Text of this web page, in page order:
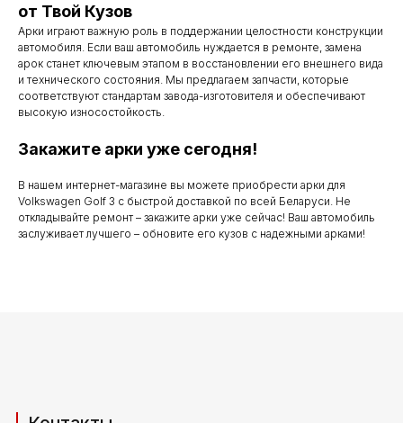
от Твой Кузов
Арки играют важную роль в поддержании целостности конструкции
автомобиля. Если ваш автомобиль нуждается в ремонте, замена
арок станет ключевым этапом в восстановлении его внешнего вида
и технического состояния. Мы предлагаем запчасти, которые
соответствуют стандартам завода-изготовителя и обеспечивают
высокую износостойкость.
Закажите арки уже сегодня!
В нашем интернет-магазине вы можете приобрести арки для
Volkswagen Golf 3 с быстрой доставкой по всей Беларуси. Не
откладывайте ремонт – закажите арки уже сейчас! Ваш автомобиль
заслуживает лучшего – обновите его кузов с надежными арками!
Телефоны для связи
+37529 231 88 27
Мы работаем
с понедельника
по субботу с 9.00
до 20.00